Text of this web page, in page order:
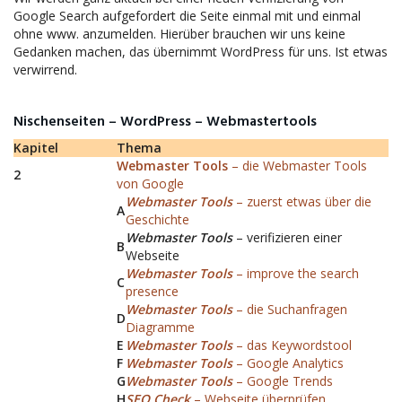
Google Search aufgefordert die Seite einmal mit und einmal
ohne www. anzumelden. Hierüber brauchen wir uns keine
Gedanken machen, das übernimmt WordPress für uns. Ist etwas
verwirrend.
Nischenseiten – WordPress – Webmastertools
Kapitel
Thema
2
Webmaster Tools – die Webmaster Tools
von Google
A
Webmaster Tools– zuerst etwas über die
Geschichte
B
Webmaster Tools– verifizieren einer
Webseite
C
Webmaster Tools– improve the search
presence
D
Webmaster Tools– die Suchanfragen
Diagramme
E Webmaster Tools– das Keywordstool
F Webmaster Tools– Google Analytics
GWebmaster Tools– Google Trends